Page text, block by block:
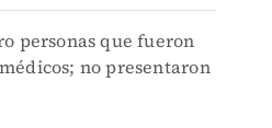
personas que fueron
no presentaron